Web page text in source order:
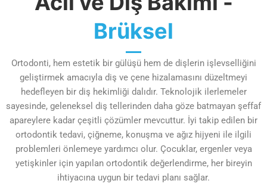
Brüksel
Ortodonti, hem estetik bir gülüşü hem de dişlerin işlevselliğini
geliştirmek amacıyla diş ve çene hizalamasını düzeltmeyi
hedefleyen bir diş hekimliği dalıdır. Teknolojik ilerlemeler
sayesinde, geleneksel diş tellerinden daha göze batmayan şeffaf
apareylere kadar çeşitli çözümler mevcuttur. İyi takip edilen bir
ortodontik tedavi, çiğneme, konuşma ve ağız hijyeni ile ilgili
problemleri önlemeye yardımcı olur. Çocuklar, ergenler veya
yetişkinler için yapılan ortodontik değerlendirme, her bireyin
ihtiyacına uygun bir tedavi planı sağlar.